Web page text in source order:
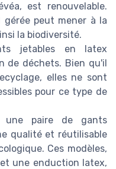
est renouvelable.
gérée peut mener à la
la biodiversité.
jetables en latex
de déchets. Bien qu'il
elles ne sont
pour ce type de
une paire de gants
qualité et réutilisable
Ces modèles,
une enduction latex,